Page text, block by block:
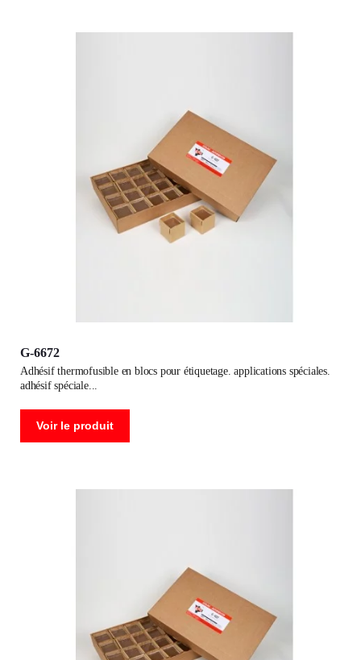
G-6672
adhésif thermofusible en blocs pour étiquetage. applications spéciales.
adhésif spéciale
Voir le produit